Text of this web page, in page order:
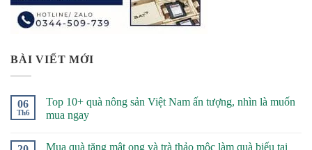
BÀI VIẾT MỚI
06
Th6
Top 10+ quà nông sản Việt Nam ấn tượng, nhìn là muốn
mua ngay
Mua quà tặng mật ong và trà thảo mộc làm quà biếu tại